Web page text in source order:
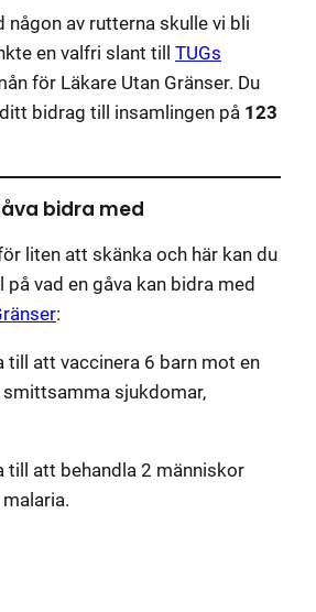
någon av rutterna skulle vi bli
en valfri slant till TUGs
för Läkare Utan Gränser. Du
bidrag till insamlingen på 123
bidra med
liten att skänka och här kan du
på vad en gåva kan bidra med
:
till att vaccinera 6 barn mot en
sjukdomar,
till att behandla 2 människor